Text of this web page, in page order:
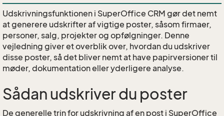
Udskrivningsfunktionen i SuperOffice CRM gør det nemt
at generere udskrifter af vigtige poster, såsom firmaer,
personer, salg, projekter og opfølgninger. Denne
vejledning giver et overblik over, hvordan du udskriver
disse poster, så det bliver nemt at have papirversioner til
møder, dokumentation eller yderligere analyse.
Sådan udskriver du poster
De generelle trin for udskrivning af en post i SuperOffice